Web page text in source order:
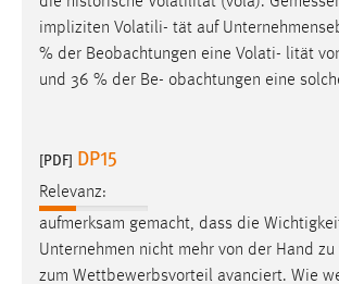
impliziten Volatili- tät auf
% der Beobachtungen eine Volati- lität
und 36 % der Be- obachtungen eine
[PDF] DP15
Relevanz:
aufmerksam gemacht, dass die
Unternehmen nicht mehr von der Hand zu
zum Wettbewerbsvorteil avanciert. Wie
Zweck:
Für performante Seitenauslieferung wird in
gespeichert, ob man eingeloggt ist.
Name:
site-language-preference
Zweck:
Das Cookie speichert die gewählte